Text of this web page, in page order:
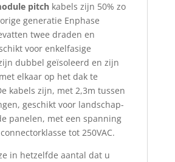
pitchkabels zijn 50% zo
generatie Enphase
twee draden en
voor enkelfasige
dubbel geïsoleerd en zijn
elkaar op het dak te
kabels zijn, met 2,3m tussen
geschikt voor landschap-
panelen, met een spanning
tot 250VAC.
in hetzelfde aantal dat u